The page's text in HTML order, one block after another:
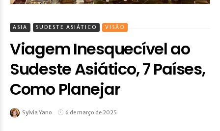
ASIA SUDESTE ASIÁTICO VISÃO
Viagem Inesquecível ao
Sudeste Asiático, 7 Países,
Como Planejar
Sylvia Yano 6 de março de 2025